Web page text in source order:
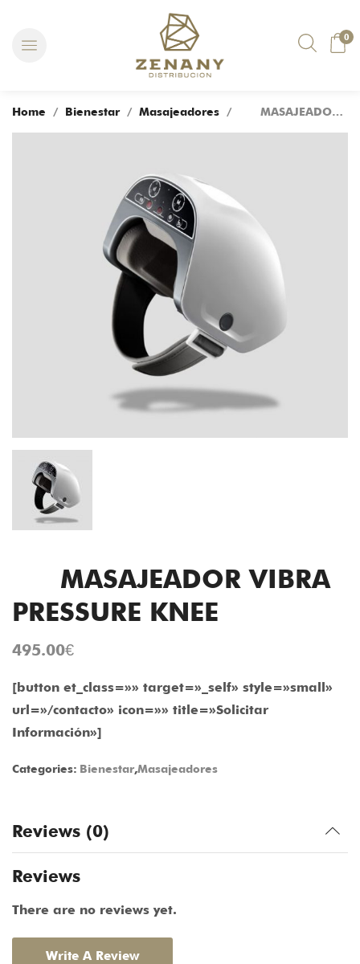
0
Home / Bienestar/ Masajeadores / MASAJEADOR VIBRA PRESSURE KNEE
MASAJEADOR VIBRA
PRESSURE KNEE
495.00€
[button et_class=»» target=»_self» style=»small»
url=»/contacto» icon=»» title=»Solicitar
Información»]
Categories: Bienestar,Masajeadores
Reviews (0)
Reviews
There are no reviews yet.
Write A Review